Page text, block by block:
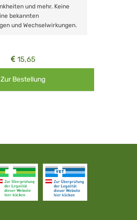
und mehr. Keine
bekannten
und Wechselwirkungen.
15,65
Zur Bestellung